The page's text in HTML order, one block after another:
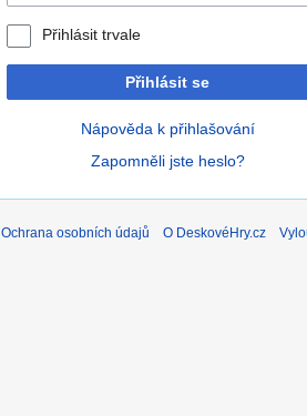
Přihlásit trvale
Přihlásit se
Nápověda k přihlašování
Zapomněli jste heslo?
Ochrana osobních údajů O DeskovéHry.cz